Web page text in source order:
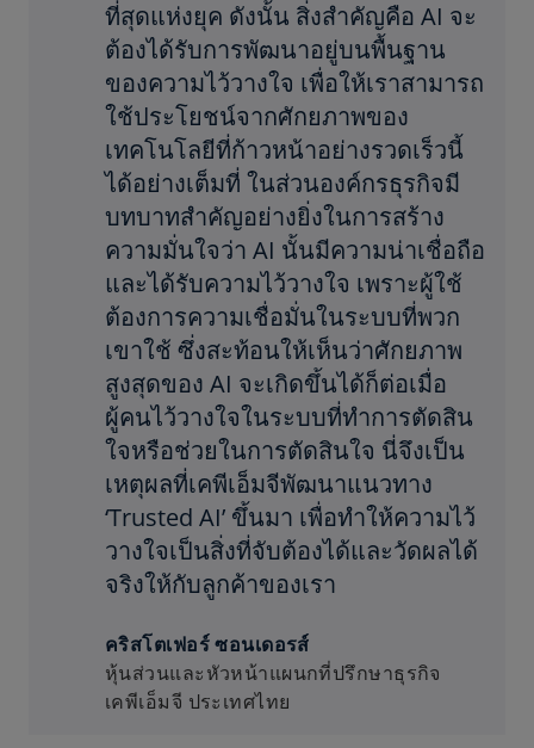
ที่สุดแห่งยุค ดังนั้น สิ่งสำคัญคือ AI จะ
ต้องได้รับการพัฒนาอยู่บนพื้นฐาน
ของความไว้วางใจ เพื่อให้เราสามารถ
ใช้ประโยชน์จากศักยภาพของ
เทคโนโลยีที่ก้าวหน้าอย่างรวดเร็วนี้
ได้อย่างเต็มที่ ในส่วนองค์กรธุรกิจมี
บทบาทสำคัญอย่างยิ่งในการสร้าง
ความมั่นใจว่า AI นั้นมีความน่าเชื่อถือ
และได้รับความไว้วางใจ เพราะผู้ใช้
ต้องการความเชื่อมั่นในระบบที่พวก
เขาใช้ ซึ่งสะท้อนให้เห็นว่าศักยภาพ
สูงสุดของ AI จะเกิดขึ้นได้ก็ต่อเมื่อ
ผู้คนไว้วางใจในระบบที่ทำการตัดสิน
ใจหรือช่วยในการตัดสินใจ นี่จึงเป็น
เหตุผลที่เคพีเอ็มจีพัฒนาแนวทาง
‘Trusted AI’ ขึ้นมา เพื่อทำให้ความไว้
วางใจเป็นสิ่งที่จับต้องได้และวัดผลได้
จริงให้กับลูกค้าของเรา
คริสโตเฟอร์ ซอนเดอรส์
หุ้นส่วนและหัวหน้าแผนกที่ปรึกษาธุรกิจ
เคพีเอ็มจี ประเทศไทย